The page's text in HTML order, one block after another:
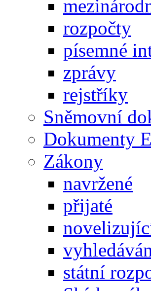
rozpočty
písemné
zprávy
rejstříky
Sněmovní
Dokumenty
Zákony
navržené
přijaté
státní